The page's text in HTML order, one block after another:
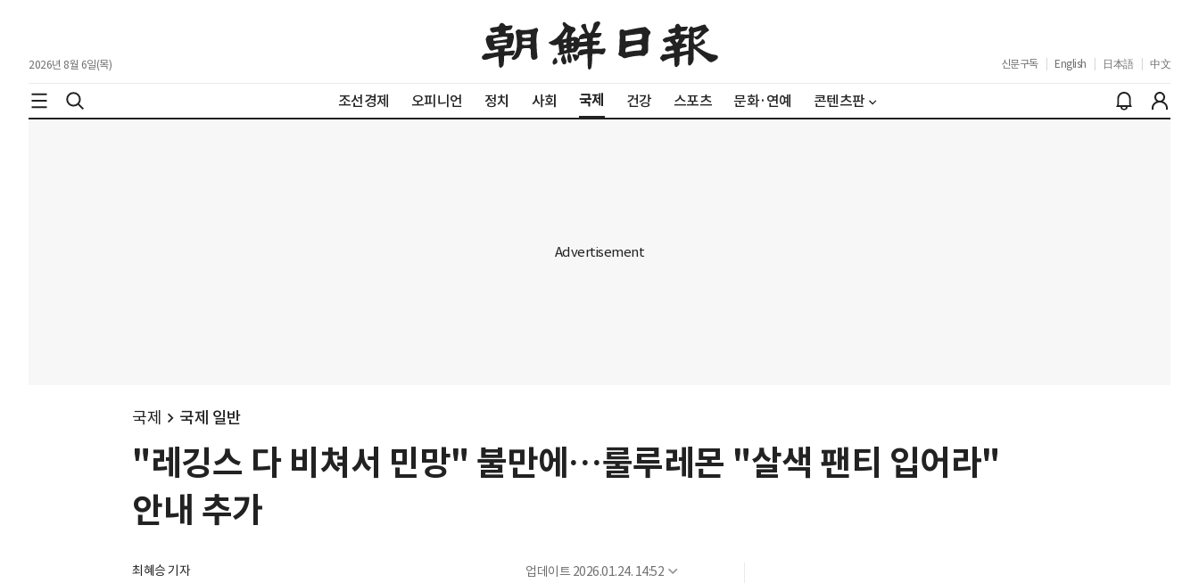
2026년 8월 6일(목) 신문구독 English 日本語 中文
조선경제 오피니언 정치 사회 국제 건강 스포츠 문화·연예 콘텐츠판
국제 국제 일반
"레깅스 다 비쳐서 민망" 불만에…룰루레몬 "살색 팬티 입어라"
안내 추가
최혜승 기자 업데이트 2026.01.24. 14:52